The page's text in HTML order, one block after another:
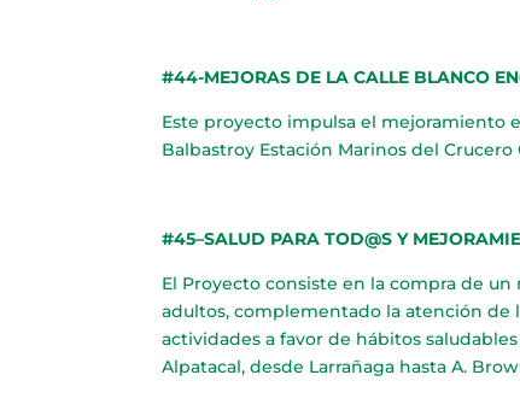
#44-MEJORAS DE LA CALLE BLANCO
Este proyecto impulsa el mejoramiento
Balbastroy Estación Marinos del Crucero
#45–SALUD PARA TOD@S Y
El Proyecto consiste en la compra de
adultos, complementado la atención de
actividades a favor de hábitos
Alpatacal, desde Larrañaga hasta A.